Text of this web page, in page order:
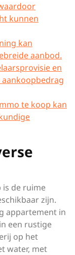
kunnen
kan
aanbod.
en
te koop kan
is de ruime
zijn.
appartement in
een rustige
op het
water, met